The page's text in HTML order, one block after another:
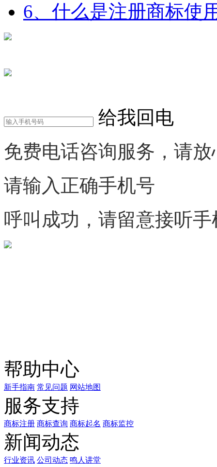
6、什么是注册商标使
给我回电
免费电话咨询服务，请放
请输入正确手机号
呼叫成功，请留意接听手
帮助中心
新手指南 常见问题 网站地图
服务支持
商标注册 商标查询 商标起名 商标监控
新闻动态
行业资讯 公司动态 鸣人讲堂